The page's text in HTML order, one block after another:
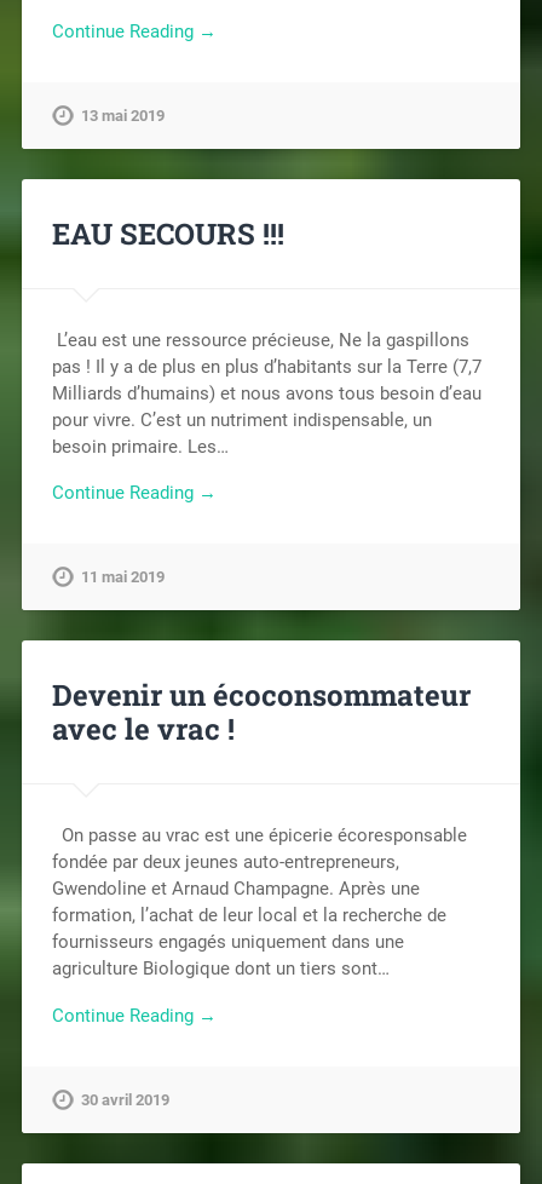
Continue Reading →
13 mai 2019
EAU SECOURS !!!
L’eau est une ressource précieuse, Ne la gaspillons
pas ! Il y a de plus en plus d’habitants sur la Terre (7,7
Milliards d’humains) et nous avons tous besoin d’eau
pour vivre. C’est un nutriment indispensable, un
besoin primaire. Les…
Continue Reading →
11 mai 2019
Devenir un écoconsommateur
avec le vrac !
On passe au vrac est une épicerie écoresponsable
fondée par deux jeunes auto-entrepreneurs,
Gwendoline et Arnaud Champagne. Après une
formation, l’achat de leur local et la recherche de
fournisseurs engagés uniquement dans une
agriculture Biologique dont un tiers sont…
Continue Reading →
30 avril 2019